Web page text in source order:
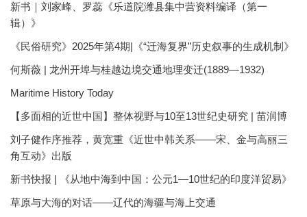
新书｜刘家峰、罗蕊《乐道院潍县集中营资料编译（第一
辑）》
《民俗研究》2025年第4期|《“迁海复界”历史叙事的生成机制》
何斯薇 | 龙州开埠与桂越边境交通地理变迁(1889—1932)
Maritime History Today
【多面相的近世中国】整体视野与10至13世纪史研究 | 苗润博
刘子健作序推荐，黄宽重《近世中韩关系——宋、金与高丽三
角互动》出版
新书快报 | 《从地中海到中国：公元1—10世纪的印度洋贸易》
草原与大海的对话——辽代的海疆与海上交通